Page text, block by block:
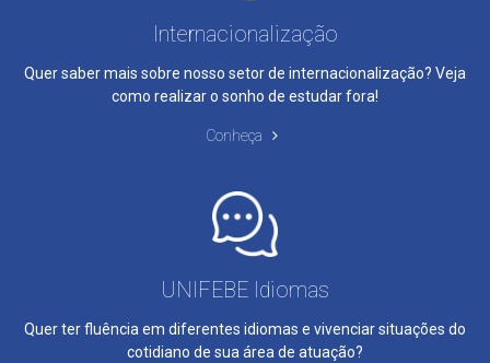
Internacionalização
Quer saber mais sobre nosso setor de internacionalização? Veja
como realizar o sonho de estudar fora!
Conheça
UNIFEBE Idiomas
Quer ter fluência em diferentes idiomas e vivenciar situações do
cotidiano de sua área de atuação?